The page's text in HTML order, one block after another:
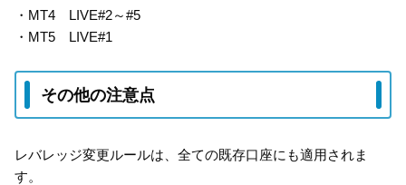
・MT4 LIVE#2～#5
・MT5 LIVE#1
その他の注意点
レバレッジ変更ルールは、全ての既存口座にも適用されま
す。